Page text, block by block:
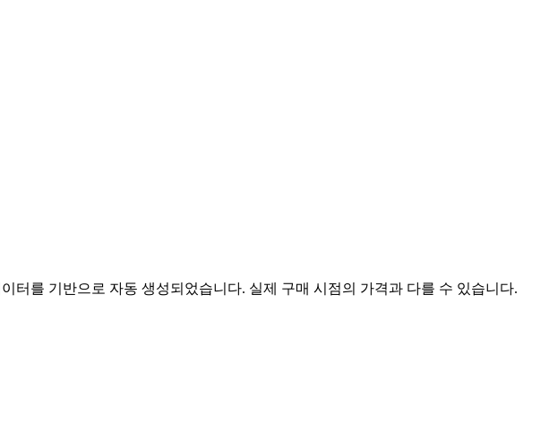
터를 기반으로 자동 생성되었습니다. 실제 구매 시점의 가격과 다를 수 있습니다.